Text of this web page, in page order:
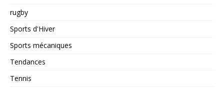
rugby
Sports d'Hiver
Sports mécaniques
Tendances
Tennis